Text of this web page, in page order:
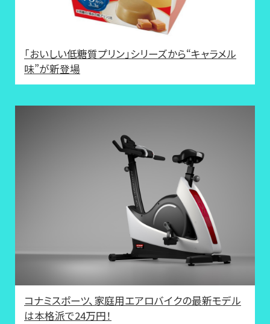
「おいしい低糖質プリン」シリーズから“キャラメル
味”が新登場
コナミスポーツ、家庭用エアロバイクの最新モデル
は本格派で24万円！